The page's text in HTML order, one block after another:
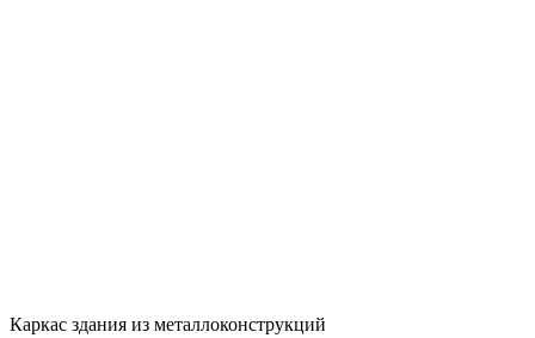
Каркас здания из металлоконструкций